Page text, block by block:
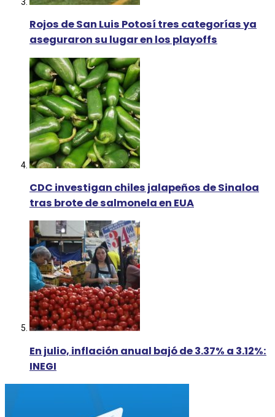
Rojos de San Luis Potosí tres categorías ya
aseguraron su lugar en los playoffs
CDC investigan chiles jalapeños de Sinaloa
tras brote de salmonela en EUA
En julio, inflación anual bajó de 3.37% a 3.12%:
INEGI